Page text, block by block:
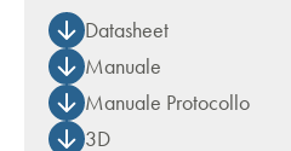
Datasheet
Manuale
Manuale Protocollo
3D